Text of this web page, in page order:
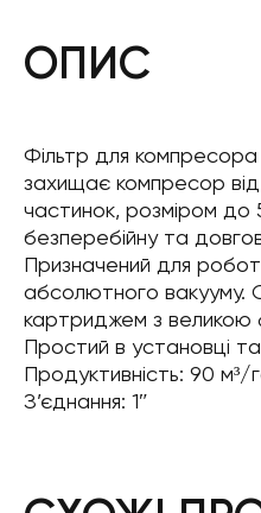
ОПИС
Фільтр для
захищає компресор
частинок, розміром до
безперебійну та
Призначений для
абсолютного
картриджем з великою
Простий в установці
Продуктивність: 90 м³/
З’єднання: 1″